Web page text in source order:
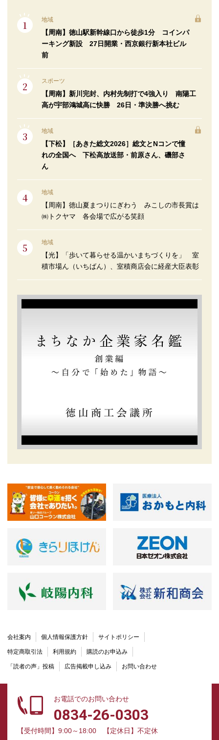
地域
【周南】徳山駅新幹線口から徒歩1分 コインパ
ーキング新設 27日開業・西京銀行新本社ビル
前
スポーツ
【周南】新川完封、内村先制打で4強入り 南陽工
高が宇部鴻城高に快勝 26日・準決勝へ挑む
地域
【下松】［あきた総文2026］総文とNコンで憧
れの全国へ 下松高放送部・前原さん、磯部さ
ん
地域
【周南】徳山夏まつりにぎわう みこしの市長賞は
㈱トクヤマ 各会場で広がる笑顔
地域
【光】「歩いて暮らせる温かいまちづくりを」 室
積市場ん（いちばん）、室積商店会に経産大臣表彰
会社案内 個人情報保護方針 サイトポリシー
特定商取引法 利用規約 購読のお申込み
「読者の声」投稿 広告掲載申し込み お問い合わせ
お電話でのお問い合わせ
0834-26-0303
【受付時間】9:00～18:00 【定休日】不定休